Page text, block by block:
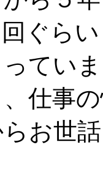
ぐら
てい
仕事
お世